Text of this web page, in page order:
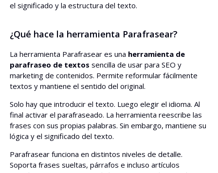
Agregar un resumen
Acortar oraciones a 20 palabras
Dividir texto en párrafos de hasta 100 palabras por
párrafo
No escribir más de 5 oraciones por párrafo
Separar párrafos con encabezados >
el significado y la estructura del texto.
¿Qué hace la herramienta Parafrasear?
La herramienta Parafrasear es una herramienta de
parafraseo de textos sencilla de usar para SEO y
marketing de contenidos. Permite reformular fácilmente
textos y mantiene el sentido del original.
Solo hay que introducir el texto. Luego elegir el idioma. Al
final activar el parafraseado. La herramienta reescribe las
frases con sus propias palabras. Sin embargo, mantiene su
lógica y el significado del texto.
Parafrasear funciona en distintos niveles de detalle.
Soporta frases sueltas, párrafos e incluso artículos